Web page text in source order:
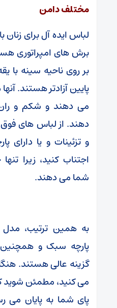
مختلف دامن
لباس ایده آل برای
برش های امپراتوری
پایین آزادتر هستند.
می دهند و شکم و ران
دهند. از لباس های فوق
و تزئینات و یا دارای
اجتناب کنید، زیرا
شما می دهند.
به همین ترتیب،
پارچه سبک و
گزینه عالی هستند.
می کنید، مطمئن شوید
پای شما به پایان می